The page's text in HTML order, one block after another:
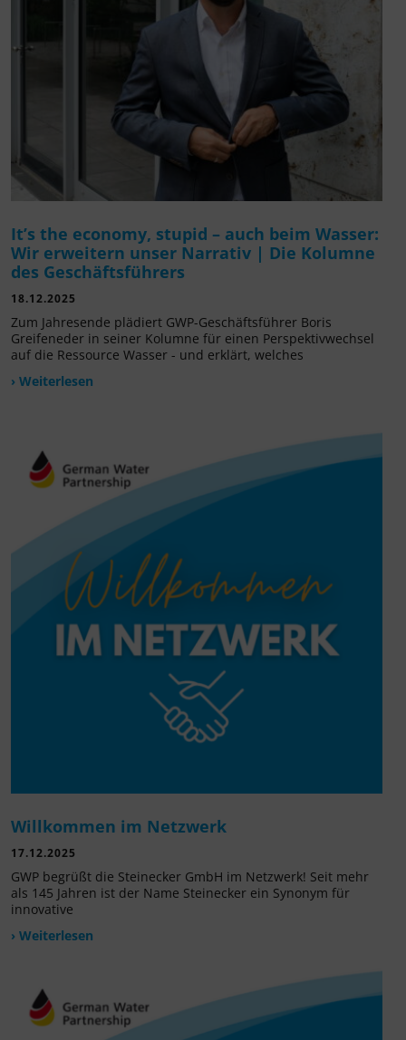
It’s the economy, stupid – auch beim Wasser:
Wir erweitern unser Narrativ | Die Kolumne
des Geschäftsführers
18.12.2025
Zum Jahresende plädiert GWP-Geschäftsführer Boris
Greifeneder in seiner Kolumne für einen Perspektivwechsel
auf die Ressource Wasser - und erklärt, welches
› Weiterlesen
Willkommen im Netzwerk
17.12.2025
GWP begrüßt die Steinecker GmbH im Netzwerk! Seit mehr
als 145 Jahren ist der Name Steinecker ein Synonym für
innovative
› Weiterlesen